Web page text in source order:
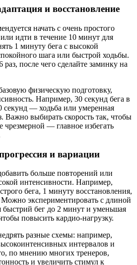
и восстановление
начать с очень простого
идти в течение 10 минут для
1 минуту бега с высокой
шага или быстрой ходьбы.
после чего сделайте заминку на
физическую подготовку,
Например, 30 секунд бега в
секунд — ходьба или умеренная
Важно выбирать скорость так, чтобы
— главное избегать
и вариации
больше повторений или
интенсивности. Например,
бега, 1 минуту восстановления,
Можно экспериментировать с длиной
быстрий бег до 2 минут и уменьшая
повысить кардио-нагрузку.
разные схемы: например,
интервалов и
по мнению многих тренеров,
и увеличить стимул к